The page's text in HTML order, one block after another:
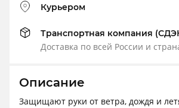
Курьером
Транспортная компания
Доставка по всей России и
Описание
Защищают руки от ветра, дождя и